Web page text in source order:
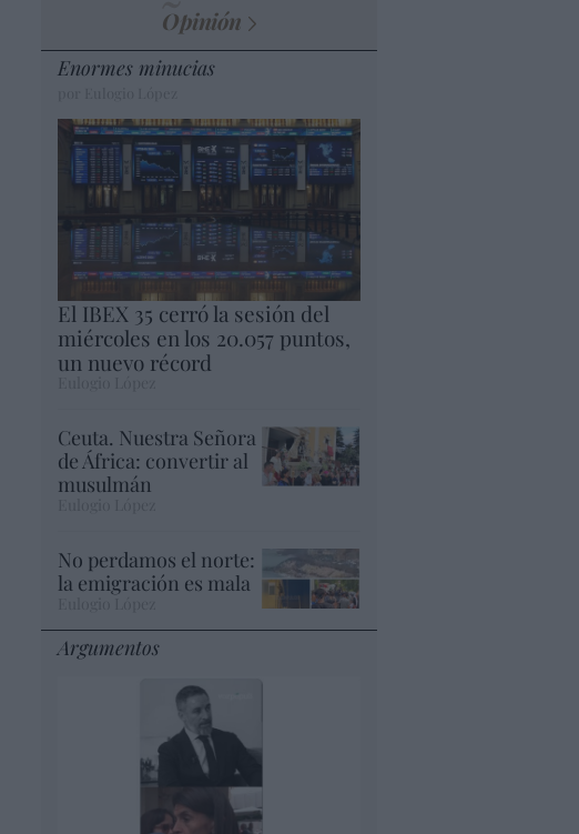
Opinión
Enormes minucias
El IBEX 35 cerró la sesión del
miércoles en los 20.057 puntos,
un nuevo récord
Ceuta. Nuestra Señora
de África: convertir al
musulmán
No perdamos el norte:
la emigración es mala
Argumentos